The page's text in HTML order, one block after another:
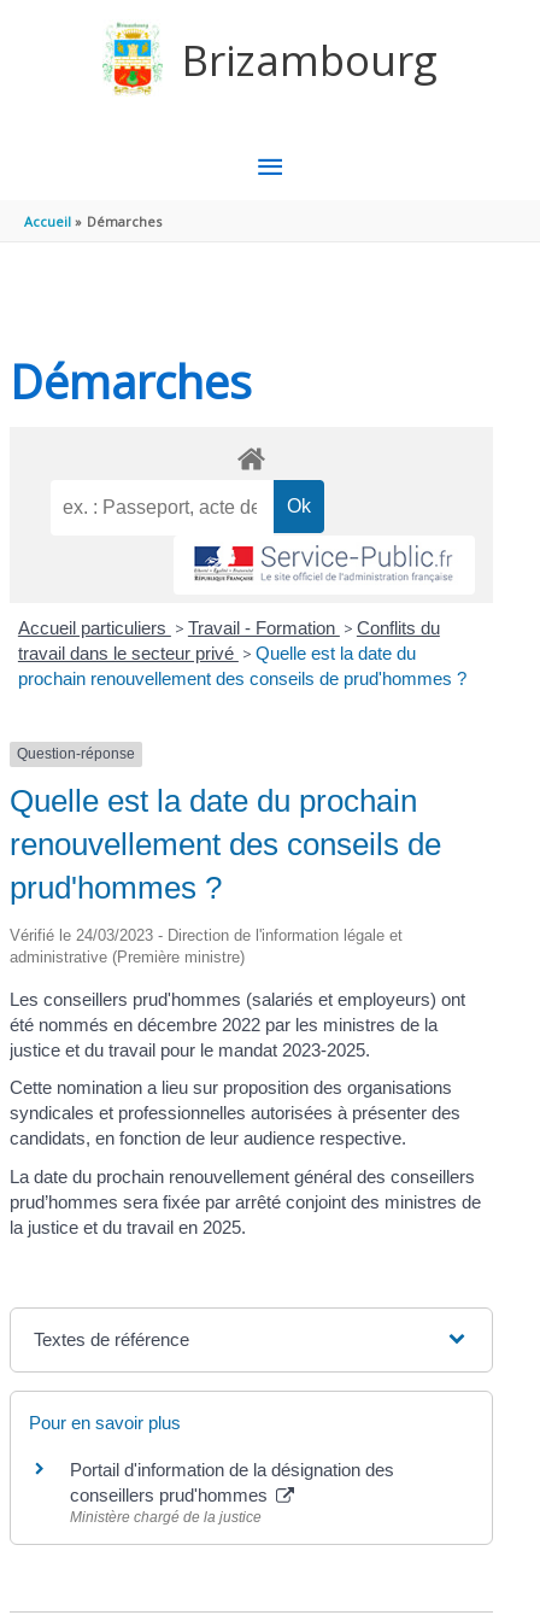
Brizambourg
MENU
Accueil Démarches
Démarches
Accueil particuliers > Travail - Formation > Conflits du
travail dans le secteur privé > Quelle est la date du
prochain renouvellement des conseils de prud'hommes ?
Question-réponse
Quelle est la date du prochain
renouvellement des conseils de
prud'hommes ?
Vérifié le 24/03/2023 - Direction de l'information légale et
administrative (Première ministre)
Les conseillers prud'hommes (salariés et employeurs) ont
été nommés en décembre 2022 par les ministres de la
justice et du travail pour le mandat 2023-2025.
Cette nomination a lieu sur proposition des organisations
syndicales et professionnelles autorisées à présenter des
candidats, en fonction de leur audience respective.
La date du prochain renouvellement général des conseillers
prud’hommes sera fixée par arrêté conjoint des ministres de
la justice et du travail en 2025.
Textes de référence
Pour en savoir plus
Portail d'information de la désignation des
conseillers prud'hommes
Ministère chargé de la justice